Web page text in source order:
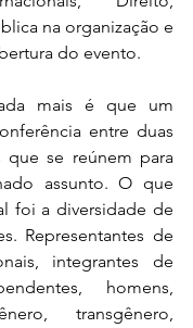
na organização e
do evento.
mais é que um
entre duas
que se reúnem para
assunto. O que
foi a diversidade de
Representantes de
integrantes de
homens,
transgênero,